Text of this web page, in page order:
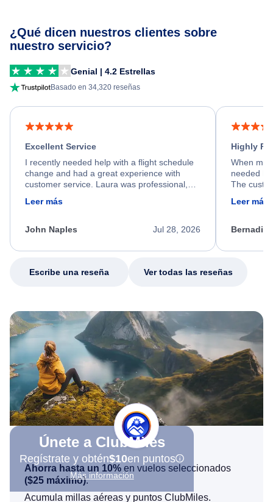
¿Qué dicen nuestros clientes sobre
nuestro servicio?
Genial | 4.2 Estrellas
Basado en 34,320 reseñas
Excellent Service
I recently needed help with a flight schedule
change and had a great experience with
customer service. Laura was professional,
friendly, and very helpful throughout the
process. She quickly found a solution and
appreciate her excellent service.
Leer más
Jul 28, 2026
John Naples
Highly
When my
needed
The
calm,
my issue.
Leer más
Escribe una reseña Ver todas las reseñas
Únete a ClubMiles
Regístrate y obtén$10en puntos
Más información
Ahorra hasta un 10% en vuelos seleccionados
($25 máximo).
Acumula millas aéreas y puntos ClubMiles.